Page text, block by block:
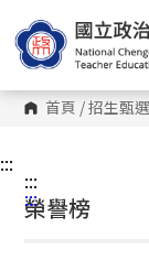
到
主
要
內
容
區 首頁 /招生甄選
:::
:::
:::
榮譽榜